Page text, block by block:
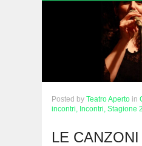
Posted by Teatro Aperto in
incontri, Incontri, Stagione
LE